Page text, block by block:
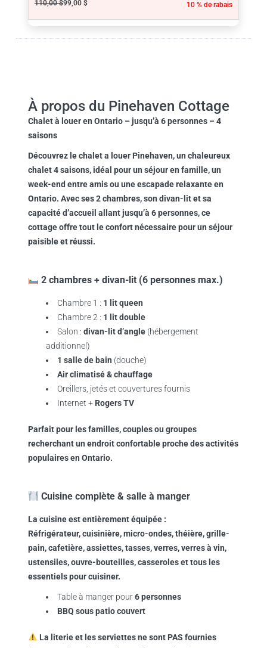
110,00 $99,00 $ 10 % de rabais
À propos du Pinehaven Cottage
Chalet à louer en Ontario – jusqu’à 6 personnes – 4
saisons
Découvrez le chalet a louer Pinehaven, un chaleureux
chalet4 saisons, idéal pour un séjour en famille, un
week-end entre amis ou une escapade relaxante en
Ontario. Avec ses2 chambres, son divan-lit et sa
capacité d’accueil allant jusqu’à 6 personnes, ce
cottage offre tout le confort nécessaire pour un séjour
paisible et réussi.
2 chambres + divan-lit (6 personnes max.)
Chambre 1 : 1 lit queen
Chambre 2 : 1 lit double
Salon : divan-lit d’angle(hébergement
additionnel)
1 salle de bain (douche)
Air climatisé & chauffage
Oreillers, jetés et couvertures fournis
Internet + Rogers TV
Parfait pour les familles, couples ou groupes
recherchant un endroit confortable proche des activités
populaires en Ontario.
Cuisine complète & salle à manger
La cuisine est entièrement équipée :
Réfrigérateur, cuisinière, micro-ondes, théière, grille-
pain, cafetière, assiettes, tasses, verres, verres à vin,
ustensiles, ouvre-bouteilles, casseroles et tous les
essentiels pour cuisiner.
Table à manger pour6 personnes
BBQ sous patio couvert
La literie et les serviettes ne sont PAS fournies